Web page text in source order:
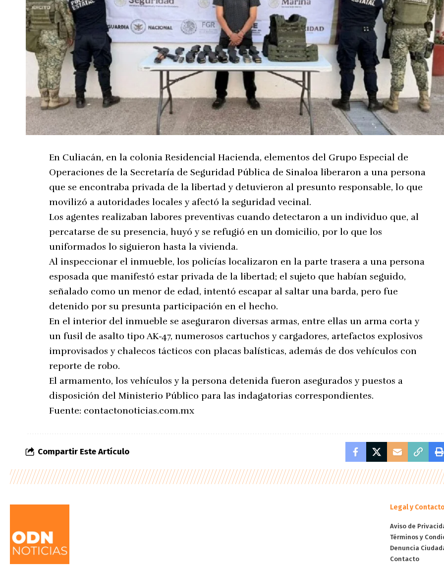
En Culiacán, en la colonia Residencial Hacienda, elementos del Grupo Especial de
Operaciones de la Secretaría de Seguridad Pública de Sinaloa liberaron a una persona
que se encontraba privada de la libertad y detuvieron al presunto responsable, lo que
movilizó a autoridades locales y afectó la seguridad vecinal.
Los agentes realizaban labores preventivas cuando detectaron a un individuo que, al
percatarse de su presencia, huyó y se refugió en un domicilio, por lo que los
uniformados lo siguieron hasta la vivienda.
Al inspeccionar el inmueble, los policías localizaron en la parte trasera a una persona
esposada que manifestó estar privada de la libertad; el sujeto que habían seguido,
señalado como un menor de edad, intentó escapar al saltar una barda, pero fue
detenido por su presunta participación en el hecho.
En el interior del inmueble se aseguraron diversas armas, entre ellas un arma corta y
un fusil de asalto tipo AK-47, numerosos cartuchos y cargadores, artefactos explosivos
improvisados y chalecos tácticos con placas balísticas, además de dos vehículos con
reporte de robo.
El armamento, los vehículos y la persona detenida fueron asegurados y puestos a
disposición del Ministerio Público para las indagatorias correspondientes.
Fuente: contactonoticias.com.mx
Compartir Este Artículo
Legal y Contacto
Aviso de
Términos y
Denuncia
Contacto